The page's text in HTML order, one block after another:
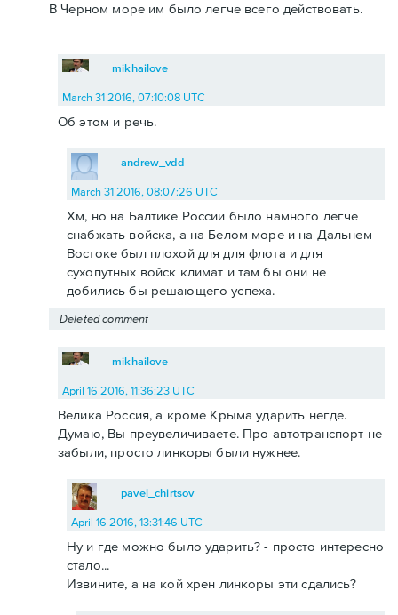
В Черном море им было легче всего действовать.
mikhailove
March 31 2016, 07:10:08 UTC
Об этом и речь.
andrew_vdd
March 31 2016, 08:07:26 UTC
Хм, но на Балтике России было намного легче
снабжать войска, а на Белом море и на Дальнем
Востоке был плохой для для флота и для
сухопутных войск климат и там бы они не
добились бы решающего успеха.
Deleted comment
mikhailove
April 16 2016, 11:36:23 UTC
Велика Россия, а кроме Крыма ударить негде.
Думаю, Вы преувеличиваете. Про автотранспорт не
забыли, просто линкоры были нужнее.
pavel_chirtsov
April 16 2016, 13:31:46 UTC
Ну и где можно было ударить? - просто интересно
стало...
Извините, а на кой хрен линкоры эти сдались?